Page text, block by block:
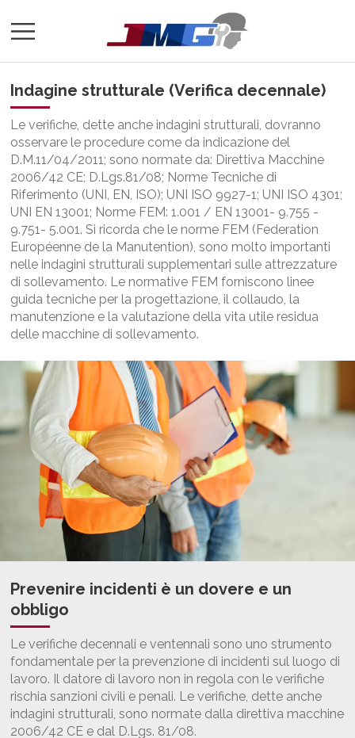
Indagine strutturale (Verifica decennale)
Le verifiche, dette anche indagini strutturali, dovranno
osservare le procedure come da indicazione del
D.M.11/04/2011; sono normate da: Direttiva Macchine
2006/42 CE; D.Lgs.81/08; Norme Tecniche di
Riferimento (UNI, EN, ISO); UNI ISO 9927-1; UNI ISO 4301;
UNI EN 13001; Norme FEM: 1.001 / EN 13001- 9.755 -
9.751- 5.001. Si ricorda che le norme FEM (Federation
Européenne de la Manutention), sono molto importanti
nelle indagini strutturali supplementari sulle attrezzature
di sollevamento. Le normative FEM forniscono linee
guida tecniche per la progettazione, il collaudo, la
manutenzione e la valutazione della vita utile residua
delle macchine di sollevamento.
Prevenire incidenti è un dovere e un
obbligo
Le verifiche decennali e ventennali sono uno strumento
fondamentale per la prevenzione di incidenti sul luogo di
lavoro. Il datore di lavoro non in regola con le verifiche
rischia sanzioni civili e penali. Le verifiche, dette anche
indagini strutturali, sono normate dalla direttiva macchine
2006/42 CE e dal D.Lgs. 81/08.